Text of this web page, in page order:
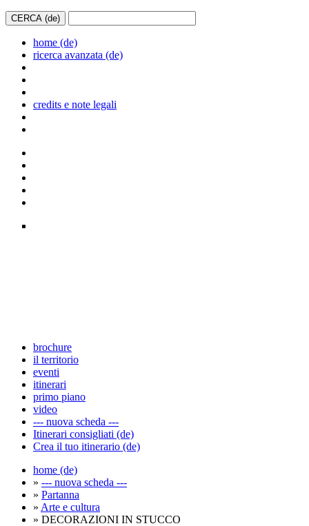
home (de)
ricerca avanzata (de)
credits e note legali
brochure
il territorio
eventi
itinerari
primo piano
video
--- nuova scheda ---
Itinerari consigliati (de)
Crea il tuo itinerario (de)
home (de)
» --- nuova scheda ---
» Partanna
» Arte e cultura
» DECORAZIONI IN STUCCO